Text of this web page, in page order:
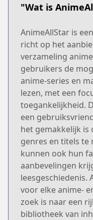
"Wat is
AnimeAllStar is
richt op het
verzameling
gebruikers de
anime-series en
lezen, met een
toegankelijkheid.
een
het gemakkelijk is
genres en titels te
kunnen ook hun
aanbevelingen
leesgeschiedenis.
voor elke anime-
zoek is naar een
bibliotheek van